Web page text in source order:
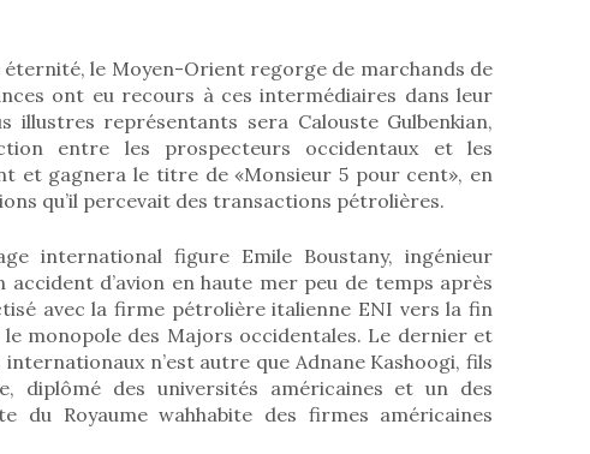
le Moyen-Orient regorge de marchands de
ont eu recours à ces intermédiaires dans leur
illustres représentants sera Calouste Gulbenkian,
entre les prospecteurs occidentaux et les
et gagnera le titre de «Monsieur 5 pour cent», en
qu’il percevait des transactions pétrolières.
international figure Emile Boustany, ingénieur
accident d’avion en haute mer peu de temps après
avec la firme pétrolière italienne ENI vers la fin
monopole des Majors occidentales. Le dernier et
n’est autre que Adnane Kashoogi, fils
diplômé des universités américaines et un des
du Royaume wahhabite des firmes américaines